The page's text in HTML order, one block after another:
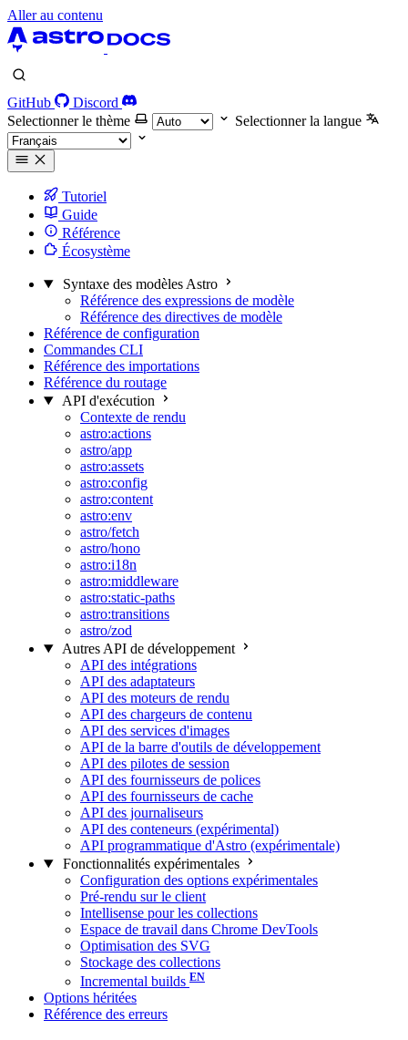
Aller au contenu
GitHub
Discord
Selectionner le thème
Selectionner la langue
Tutoriel
Guide
Référence
Écosystème
Syntaxe des modèles Astro
Référence des expressions de modèle
Référence des directives de modèle
Référence de configuration
Commandes CLI
Référence des importations
Référence du routage
API d'exécution
Contexte de rendu
astro:actions
astro/app
astro:assets
astro:config
astro:content
astro:env
astro/fetch
astro/hono
astro:i18n
astro:middleware
astro:static-paths
astro:transitions
astro/zod
Autres API de développement
API des intégrations
API des adaptateurs
API des moteurs de rendu
API des chargeurs de contenu
API des services d'images
API de la barre d'outils de développement
API des pilotes de session
API des fournisseurs de polices
API des fournisseurs de cache
API des journaliseurs
API des conteneurs (expérimental)
API programmatique d'Astro (expérimentale)
Fonctionnalités expérimentales
Configuration des options expérimentales
Pré-rendu sur le client
Intellisense pour les collections
Espace de travail dans Chrome DevTools
Optimisation des SVG
Stockage des collections
Incremental builds
Options héritées
Référence des erreurs